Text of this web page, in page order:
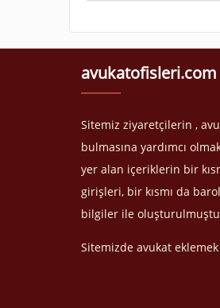
Sitemiz ziyaretçilerin ,
bulmasına yardımcı
yer alan içeriklerin bir
girişleri, bir kısmı da
bilgiler ile
Sitemizde avukat